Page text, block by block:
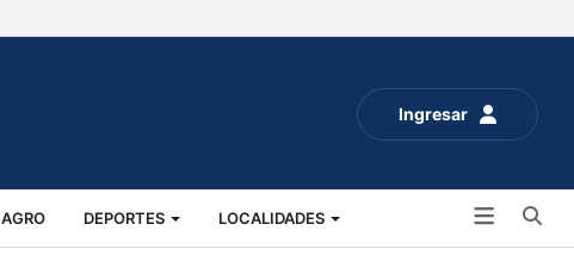
Ingresar
AGRO DEPORTES LOCALIDADES